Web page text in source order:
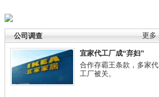
更多
公司调查
宜家代工厂成“弃妇”
合作存霸王条款，多家代
工厂被关。